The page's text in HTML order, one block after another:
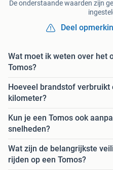
De onderstaande waarden zijn
Deel
Wat moet ik weten over het
Tomos?
Hoeveel brandstof verbruikt
kilometer?
Kun je een Tomos ook
snelheden?
Wat zijn de belangrijkste
rijden op een Tomos?